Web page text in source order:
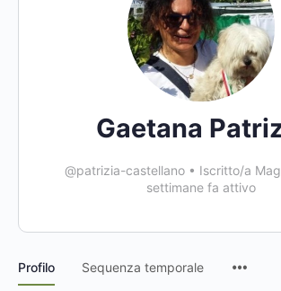
Gaetana
@patrizia-castellano • Iscritto/a
settimane fa attivo
Profilo Sequenza temporale